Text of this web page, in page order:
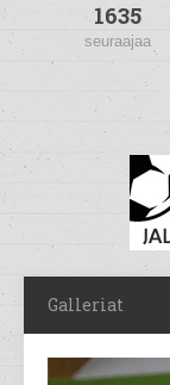
1635
seuraajaa
Galleriat